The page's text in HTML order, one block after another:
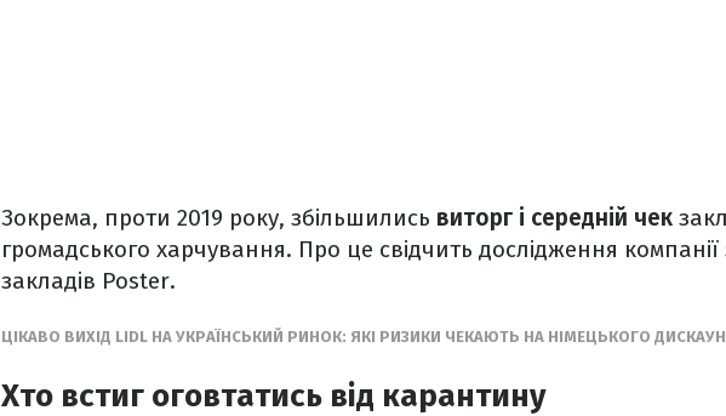
Зокрема, проти 2019 року, збільшились виторг і середній чек
громадського харчування. Про це свідчить дослідження компанії
закладів Poster.
ЦІКАВО ВИХІД LIDL НА УКРАЇНСЬКИЙ РИНОК: ЯКІ РИЗИКИ ЧЕКАЮТЬ НА НІМЕЦЬКОГО
Хто встиг оговтатись від карантину